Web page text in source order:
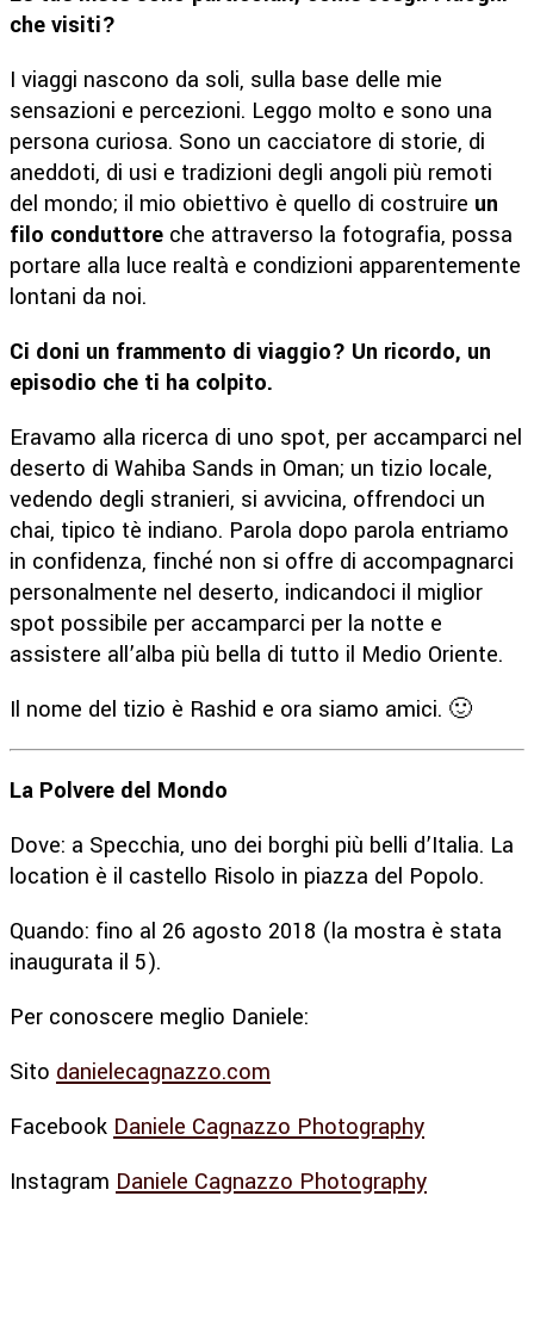
che visiti?
I viaggi nascono da soli, sulla base delle mie
sensazioni e percezioni. Leggo molto e sono una
persona curiosa. Sono un cacciatore di storie, di
aneddoti, di usi e tradizioni degli angoli più remoti
del mondo; il mio obiettivo è quello di costruire un
filo conduttore che attraverso la fotografia, possa
portare alla luce realtà e condizioni apparentemente
lontani da noi.
Ci doni un frammento di viaggio? Un ricordo, un
episodio che ti ha colpito.
Eravamo alla ricerca di uno spot, per accamparci nel
deserto di Wahiba Sands in Oman; un tizio locale,
vedendo degli stranieri, si avvicina, offrendoci un
chai, tipico tè indiano. Parola dopo parola entriamo
in confidenza, finché non si offre di accompagnarci
personalmente nel deserto, indicandoci il miglior
spot possibile per accamparci per la notte e
assistere all’alba più bella di tutto il Medio Oriente.
Il nome del tizio è Rashid e ora siamo amici. 🙂
La Polvere del Mondo
Dove: a Specchia, uno dei borghi più belli d’Italia. La
location è il castello Risolo in piazza del Popolo.
Quando: fino al 26 agosto 2018 (la mostra è stata
inaugurata il 5).
Per conoscere meglio Daniele:
Sito danielecagnazzo.com
Facebook Daniele Cagnazzo Photography
Instagram Daniele Cagnazzo Photography